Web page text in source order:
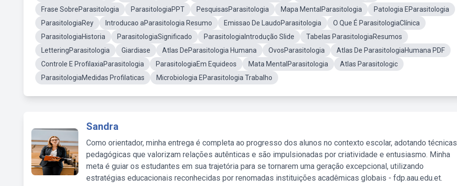
Frase SobreParasitologia
ParasitologiaPPT PesquisasParasitologia Mapa MentalParasitologia
Patologia EParasitologia
ParasitologiaRey
Introducao aParasitologia Resumo Emissao De LaudoParasitologia
O Que É ParasitologiaClínica
ParasitologiaHistoria
ParasitologiaSignificado ParasitologiaIntrodução Slide
Tabelas ParasitologiaResumos
LetteringParasitologia
Giardiase Atlas DeParasitologia Humana OvosParasitologia
Atlas De ParasitologiaHumana PDF
Controle E ProfilaxiaParasitologia
ParasitologiaEm Equideos Mata MentalParasitologia
Atlas Parasitologic
ParasitologiaMedidas Profilaticas
Microbiologia EParasitologia Trabalho
Sandra
Como orientador, minha entrega é completa ao progresso dos alunos no contexto escolar, adotando técnicas
pedagógicas que valorizam relações autênticas e são impulsionadas por criatividade e entusiasmo. Minha
meta é guiar os estudantes em sua trajetória para se tornarem uma geração excepcional, utilizando
estratégias educacionais reconhecidas por renomadas instituições acadêmicas globais - fdp.aau.edu.et.